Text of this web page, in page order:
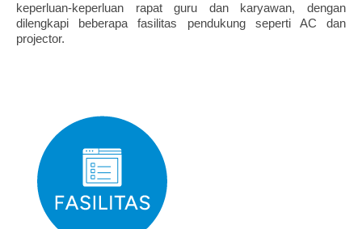
keperluan-keperluan rapat guru dan karyawan, dengan
dilengkapi beberapa fasilitas pendukung seperti AC dan
projector.